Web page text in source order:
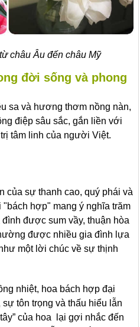
châu Âu đến châu Mỹ
đời sống và phong
sa và hương thơm nồng nàn,
điệp sâu sắc, gắn liền với
tâm linh của người Việt.
của sự thanh cao, quý phái và
hợp" mang ý nghĩa trăm
được sum vầy, thuận hòa
được nhiều gia đình lựa
một lời chúc về sự thịnh
nhiệt, hoa bách hợp đại
tôn trọng và thấu hiểu lẫn
của hoa lại gợi nhắc đến